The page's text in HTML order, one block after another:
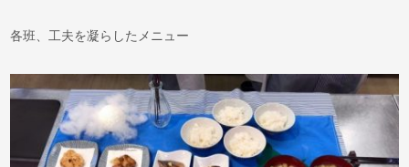
各班、工夫を凝らしたメニュー